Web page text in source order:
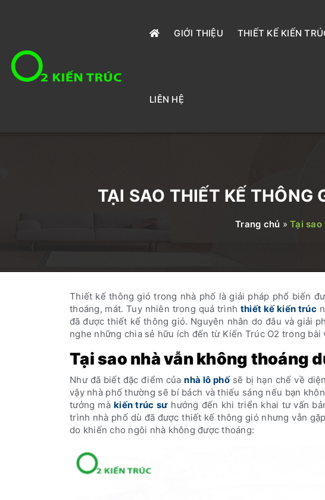
GIỚI THIỆU THIẾT KẾ KIẾN
LIÊN HỆ
TẠI SAO THIẾT KẾ THÔNG
Trang chủ »Tại
Thiết kế thông gió trong nhà phố là giải pháp phổ biến
thoáng, mát. Tuy nhiên trong quá trình thiết kế kiến trúc
đã được thiết kế thông gió. Nguyên nhân do đâu và giải
nghe những chia sẻ hữu ích đến từ Kiến Trúc O2 trong bài
Tại sao nhà vẫn không thoáng
Như đã biết đặc điểm củanhà lô phốsẽ bị hạn chế về
vậy nhà phố thường sẽ bí bách và thiếu sáng nếu bạn
tưởng màkiến trúc sư hướng đến khi triển khai tư vấn
trình nhà phố dù đã được thiết kế thông gió nhưng vẫn
do khiến cho ngôi nhà không được thoáng: